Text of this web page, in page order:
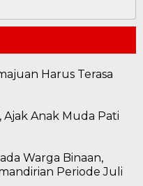
Harus Terasa
Anak Muda Pati
Warga Binaan,
Periode Juli